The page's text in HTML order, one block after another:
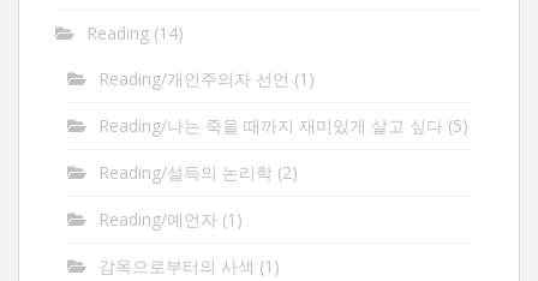
Reading (14)
Reading/개인주의자 선언 (1)
Reading/나는 죽을 때까지 재미있게 살고 싶다 (5)
Reading/설득의 논리학 (2)
Reading/예언자 (1)
감옥으로부터의 사색 (1)